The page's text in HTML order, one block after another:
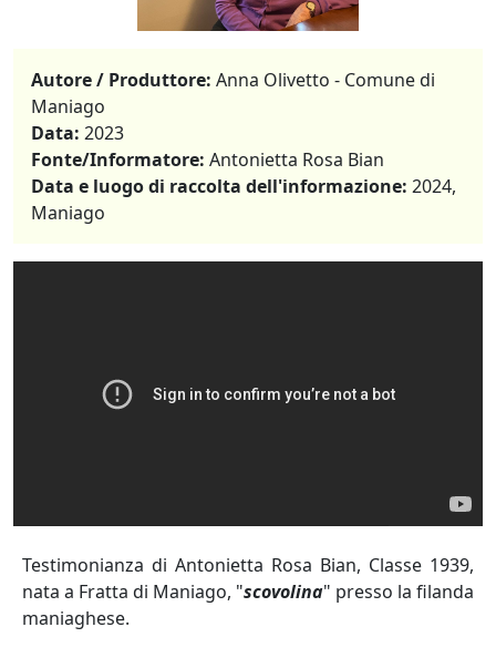
Autore / Produttore: Anna Olivetto - Comune di
Maniago
Data: 2023
Fonte/Informatore: Antonietta Rosa Bian
Data e luogo di raccolta dell'informazione: 2024,
Maniago
Testimonianza di Antonietta Rosa Bian, Classe 1939,
nata a Fratta di Maniago, "scovolina" presso la filanda
maniaghese.